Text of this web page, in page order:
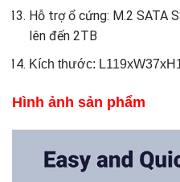
Hỗ trợ ổ cứng: M.2 SATA
lên đến 2TB
Kích thước:
​Hình ảnh sản phẩm